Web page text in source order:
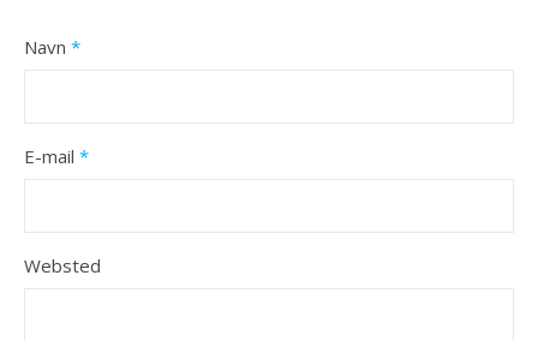
Navn *
E-mail *
Websted